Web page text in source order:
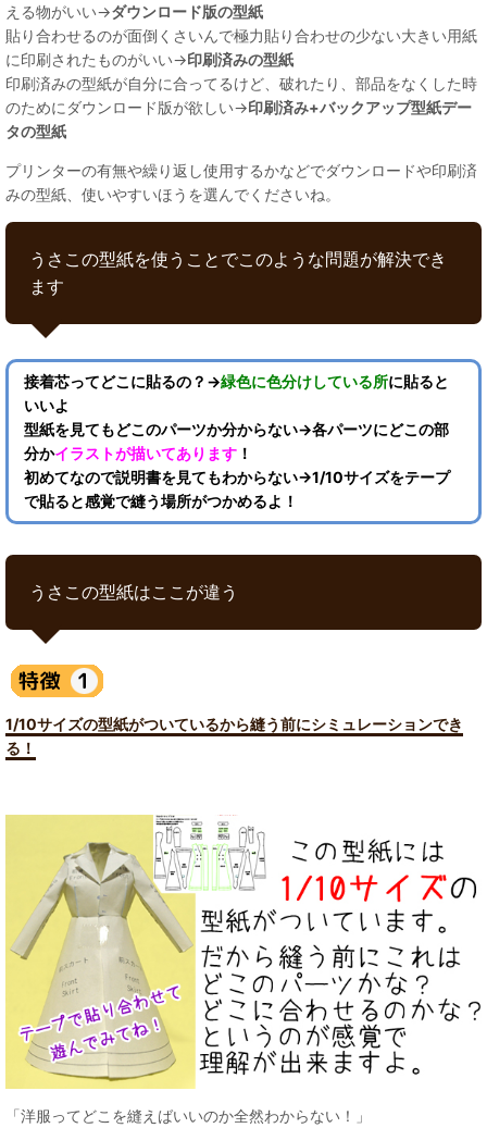
える物がいい→ダウンロード版の型紙
貼り合わせるのが面倒くさいんで極力貼り合わせの少ない大きい用紙
に印刷されたものがいい→印刷済みの型紙
印刷済みの型紙が自分に合ってるけど、破れたり、部品をなくした時
のためにダウンロード版が欲しい→印刷済み+バックアップ型紙デー
タの型紙
プリンターの有無や繰り返し使用するかなどでダウンロードや印刷済
みの型紙、使いやすいほうを選んでくださいね。
うさこの型紙を使うことでこのような問題が解決でき
ます
接着芯ってどこに貼るの？→緑色に色分けしている所に貼ると
いいよ
型紙を見てもどこのパーツか分からない→各パーツにどこの部
分かイラストが描いてあります ！
初めてなので説明書を見てもわからない→1/10サイズをテープ
で貼ると感覚で縫う場所がつかめるよ！
うさこの型紙はここが違う
1/10サイズの型紙がついているから縫う前にシミュレーションでき
る！
「洋服ってどこを縫えばいいのか全然わからない！」